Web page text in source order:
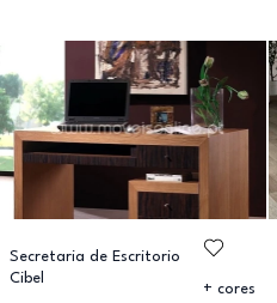
Secretaria de Escritorio
Cibel
+ cores